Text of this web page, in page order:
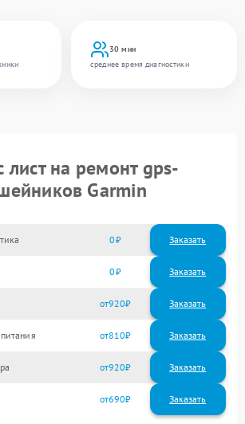
30 мин
среднее время диагностики
лист на ремонт gps-
Garmin
0 Заказать
0 Заказать
920
810
920
690